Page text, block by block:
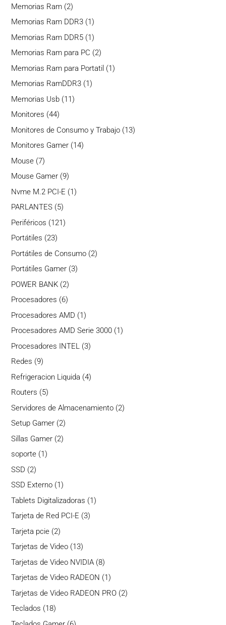
Memorias Ram 22
productos
Memorias Ram DDR3 1 1
producto
Memorias Ram DDR5 11
producto
Memorias Ram para PC 22
productos
Memorias Ram para Portatil 11
Memorias RamDDR3 1 1
Memorias Usb 1111
Monitores 4444
productos
Monitores de Consumo y Trabajo 1313
Monitores Gamer 1414
Mouse 77
productos
Mouse Gamer 99
productos
Nvme M.2 PCI-E 11
PARLANTES 55
productos
Periféricos 121121
Portátiles 2323
productos
Portátiles de Consumo 22
Portátiles Gamer 33
POWER BANK 22
productos
Procesadores 66
productos
Procesadores AMD 11
producto
Procesadores AMD Serie 3000 1 1
Procesadores INTEL 33
Redes 99
productos
Refrigeracion Liquida 44
Routers 55
productos
Servidores de Almacenamiento 22
Setup Gamer 22
Sillas Gamer 22
soporte 1 1
SSD 22
productos
SSD Externo 1 1
producto
Tablets Digitalizadoras 11
Tarjeta de Red PCI-E 33
Tarjeta pcie 22
productos
Tarjetas de Video 1313
productos
Tarjetas de Video NVIDIA 88
productos
Tarjetas de Video RADEON 1 1
producto
Tarjetas de Video RADEON PRO 22
Teclados 1818
productos